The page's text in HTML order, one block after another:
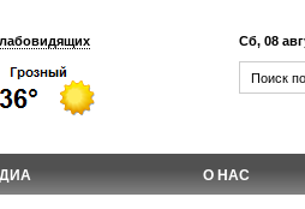
Сб, 08
О НАС